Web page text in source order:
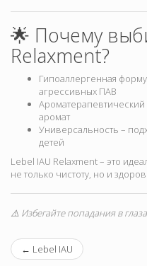
🌟 Почему
Relaxment?
Гипоаллергенная
агрессивных ПАВ
аромат
Универсальность –
детей
Lebel IAU Relaxment – это
не только чистоту, но и
⚠️ Избегайте попадания в
← Lebel IAU